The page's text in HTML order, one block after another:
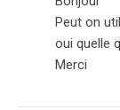
Peut on
oui quelle
Merci